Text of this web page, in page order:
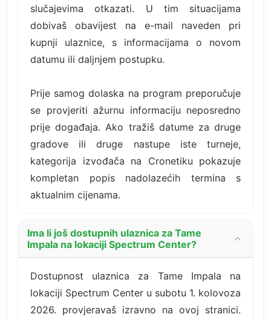
slučajevima otkazati. U tim situacijama
dobivaš obavijest na e-mail naveden pri
kupnji ulaznice, s informacijama o novom
datumu ili daljnjem postupku.
Prije samog dolaska na program preporučuje
se provjeriti ažurnu informaciju neposredno
prije događaja. Ako tražiš datume za druge
gradove ili druge nastupe iste turneje,
kategorija izvođača na Cronetiku pokazuje
kompletan popis nadolazećih termina s
aktualnim cijenama.
Ima li još dostupnih ulaznica za Tame
Impala na lokaciji Spectrum Center?
Dostupnost ulaznica za Tame Impala na
lokaciji Spectrum Center u subotu 1. kolovoza
2026. provjeravaš izravno na ovoj stranici.